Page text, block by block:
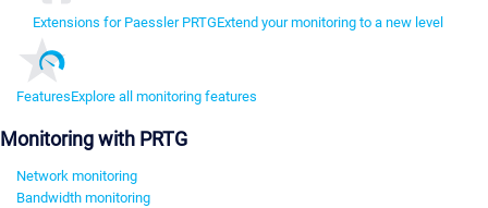
Extensions for Paessler PRTGExtend your monitoring to a new level
FeaturesExplore all monitoring features
Monitoring with PRTG
Network monitoring
Bandwidth monitoring